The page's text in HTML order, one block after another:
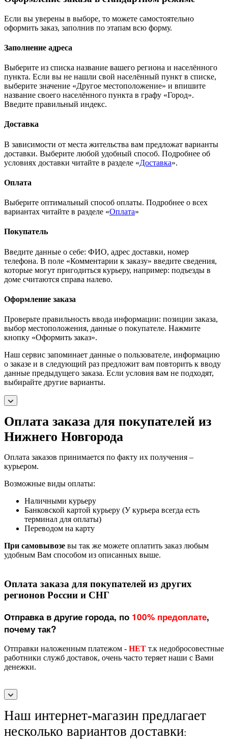
Если вы уверены в выборе, то можете самостоятельно
оформить заказ, заполнив по этапам всю форму.
Заполнение адреса
Выберите из списка название вашего региона и населённого
пункта. Если вы не нашли свой населённый пункт в списке,
выберите значение «Другое местоположение» и впишите
название своего населённого пункта в графу «Город».
Введите правильный индекс.
Доставка
В зависимости от места жительства вам предложат варианты
доставки. Выберите любой удобный способ. Подробнее об
условиях доставки читайте в разделе «Доставка».
Оплата
Выберите оптимальный способ оплаты. Подробнее о всех
вариантах читайте в разделе «Оплата»
Покупатель
Введите данные о себе: ФИО, адрес доставки, номер
телефона. В поле «Комментарии к заказу» введите сведения,
которые могут пригодиться курьеру, например: подъезды в
доме считаются справа налево.
Оформление заказа
Проверьте правильность ввода информации: позиции заказа,
выбор местоположения, данные о покупателе. Нажмите
кнопку «Оформить заказ».
Наш сервис запоминает данные о пользователе, информацию
о заказе и в следующий раз предложит вам повторить к вводу
данные предыдущего заказа. Если условия вам не подходят,
выбирайте другие варианты.
Оплата заказа для покупателей из
Нижнего Новгорода
Оплата заказов принимается по факту их получения –
курьером.
Возможные виды оплаты:
Наличными курьеру
Банковской картой курьеру (У курьера всегда есть
терминал для оплаты)
Переводом на карту
При самовывозе вы так же можете оплатить заказ любым
удобным Вам способом из описанных выше.
Оплата заказа для покупателей из других
регионов России и СНГ
Отправка в другие города, по 100% предоплате,
почему так?
Отправки наложенным платежом - НЕТ т.к недобросовестные
работники служб доставок, очень часто теряет наши с Вами
денежки.
Наш интернет-магазин предлагает
несколько вариантов доставки: